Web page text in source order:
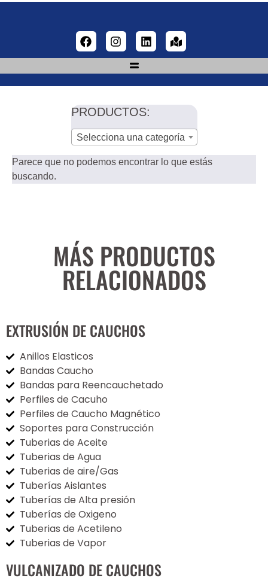
PRODUCTOS:
Selecciona una categoría
Parece que no podemos encontrar lo que estás
buscando.
MÁS PRODUCTOS
RELACIONADOS
EXTRUSIÓN DE CAUCHOS
Anillos Elasticos
Bandas Caucho
Bandas para Reencauchetado
Perfiles de Cacuho
Perfiles de Caucho Magnético
Soportes para Construcción
Tuberias de Aceite
Tuberias de Agua
Tuberias de aire/Gas
Tuberías Aislantes
Tuberías de Alta presión
Tuberías de Oxigeno
Tuberias de Acetileno
Tuberias de Vapor
VULCANIZADO DE CAUCHOS